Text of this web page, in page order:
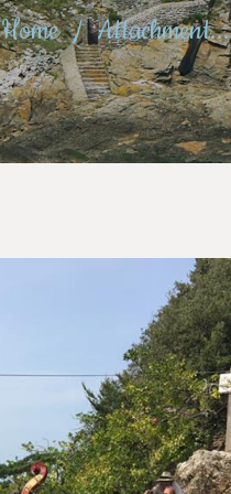
Home Attachment...